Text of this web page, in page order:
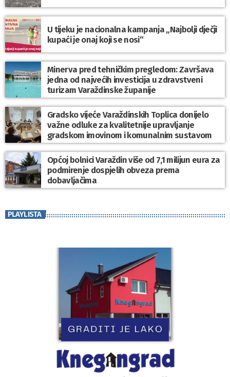
U tijeku je nacionalna kampanja „Najbolji dječji
kupaći je onaj koji se nosi“
Minerva pred tehničkim pregledom: Završava
jedna od najvećih investicija u zdravstveni
turizam Varaždinske županije
Gradsko vijeće Varaždinskih Toplica donijelo
važne odluke za kvalitetnije upravljanje
gradskom imovinom i komunalnim sustavom
Općoj bolnici Varaždin više od 7,1 milijun eura za
podmirenje dospjelih obveza prema
dobavljačima
PLAYLISTA